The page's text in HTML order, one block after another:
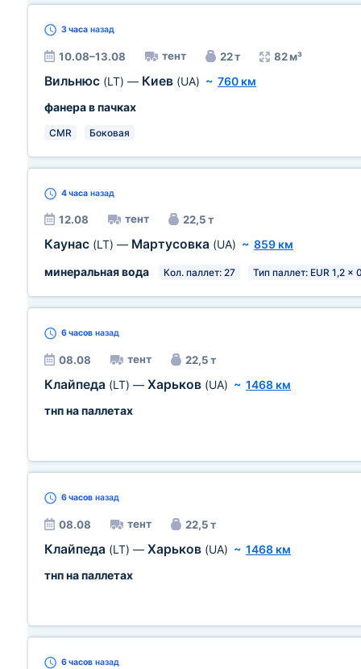
3 часа назад
10.08–13.08 тент 22 т 82 м³
Вильнюс (LT) — Киев (UA) ~ 760 км
фанера в пачках
CMR Боковая
4 часа назад
12.08 тент 22,5 т
Каунас (LT) — Мартусовка (UA) ~ 859 км
минеральная вода
Кол. паллет: 27 Тип паллет: EUR 1,2 x
6 часов назад
08.08 тент 22,5 т
Клайпеда (LT) — Харьков (UA) ~ 1468 км
тнп на паллетах
6 часов назад
08.08 тент 22,5 т
Клайпеда (LT) — Харьков (UA) ~ 1468 км
тнп на паллетах
6 часов назад